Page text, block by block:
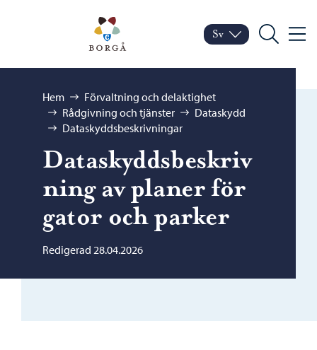
Porvoo – Gå till
Byt språk
Nuvarande språk:
Sv
Sök Meny
Bläddra:
Hem
Förvaltning och delaktighet
Rådgivning och tjänster
Dataskydd
Dataskyddsbeskrivningar
Dataskyddsbeskriv
ning av planer för
gator och parker
Redigerad 28.04.2026